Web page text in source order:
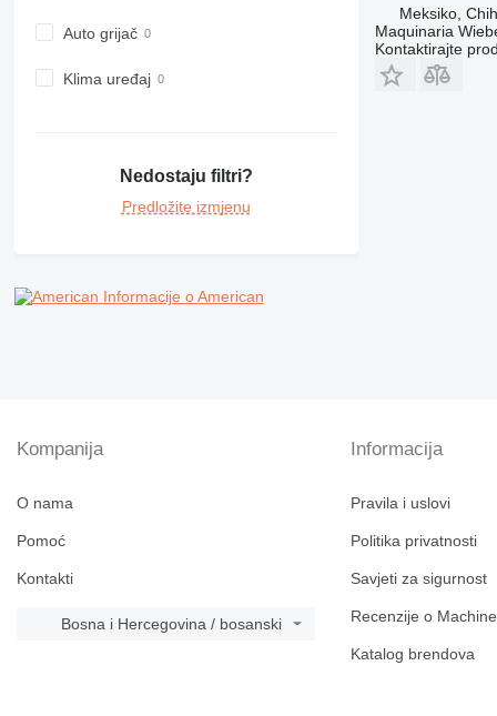
CB
D series
M-series
PM
Auto grijač
Klima uređaj
Nedostaju filtri?
Predložite izmjenu
Informacije o American
Meksiko,
Maquinaria
Kontaktirajte
Kompanija
O nama
Pomoć
Kontakti
Bosna i Hercegovina / bosanski
Informacija
Pravila i uslovi
Politika privatnosti
Savjeti za sigurnost
Recenzije o
Katalog brendova